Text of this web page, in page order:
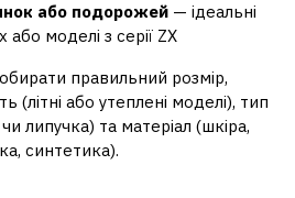
або подорожей — ідеальні
або моделі з серії ZX
правильний розмір,
(літні або утеплені моделі), тип
липучка) та матеріал (шкіра,
синтетика).